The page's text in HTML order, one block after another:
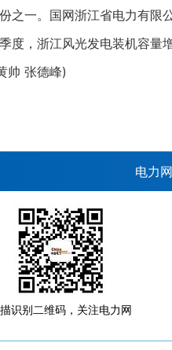
之一。国网浙江省电力有限
度，浙江风光发电装机容
帅 张德峰)
电力
识别二维码，关注电力网